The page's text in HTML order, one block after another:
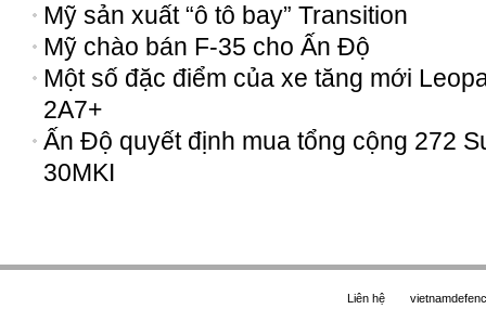
Mỹ sản xuất “ô tô bay” Transition
Mỹ chào bán F-35 cho Ấn Độ
Một số đặc điểm của xe tăng mới
2A7+
Ấn Độ quyết định mua tổng cộng 272
30MKI
Liên hệ